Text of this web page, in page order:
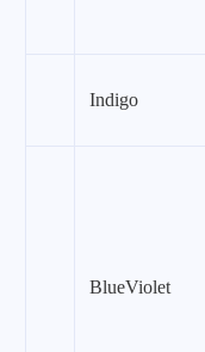
Indigo
BlueViolet